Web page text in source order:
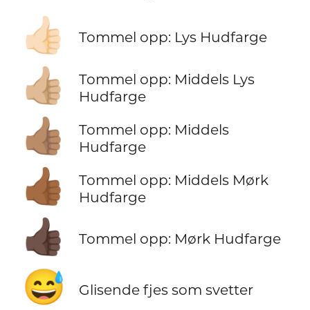
👍🏻 Tommel opp: Lys Hudfarge
👍🏼
Tommel opp: Middels Lys
Hudfarge
👍🏽
Tommel opp: Middels
Hudfarge
👍🏾
Tommel opp: Middels Mørk
Hudfarge
👍🏿 Tommel opp: Mørk Hudfarge
😅 Glisende fjes som svetter